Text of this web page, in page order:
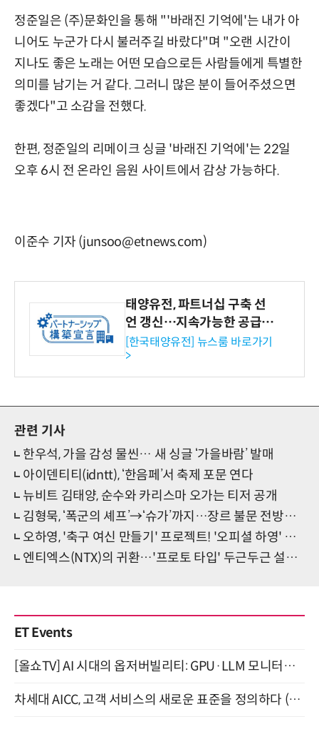
정준일은 (주)문화인을 통해 "'바래진 기억에'는 내가 아
니어도 누군가 다시 불러주길 바랐다"며 "오랜 시간이
지나도 좋은 노래는 어떤 모습으로든 사람들에게 특별한
의미를 남기는 거 같다. 그러니 많은 분이 들어주셨으면
좋겠다"고 소감을 전했다.
한편, 정준일의 리메이크 싱글 '바래진 기억에'는 22일
오후 6시 전 온라인 음원 사이트에서 감상 가능하다.
이준수 기자 (junsoo@etnews.com)
태양유전, 파트너십 구축 선
언 갱신…지속가능한 공급망
협력 강화
[한국태양유전] 뉴스룸 바로가기
>
관련 기사
한우석, 가을 감성 물씬… 새 싱글 ‘가을바람’ 발매
아이덴티티(idntt), ‘한음페’서 축제 포문 연다
뉴비트 김태양, 순수와 카리스마 오가는 티저 공개
김형묵, ‘폭군의 셰프’→‘슈가’까지…장르 불문 전방위 활약
오하영, '축구 여신 만들기' 프로젝트! '오피셜 하영' 유튜브
엔티엑스(NTX)의 귀환…'프로토 타입' 두근두근 설렘 증폭
ET Events
[올쇼TV] AI 시대의 옵저버빌리티: GPU·LLM 모니터링부터 AI 기반 장애 대응까지 (8/11 생방송)
차세대 AICC, 고객 서비스의 새로운 표준을 정의하다 (9/9)